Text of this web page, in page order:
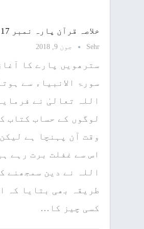
خلاصہ قرآن پارہ نمبر 17
Sehr جون 9, 2018
سترھویں پارے کا
سورۃ الانبیاء سے
اللہ تعالیٰ نے
لوگوں کے حساب کتاب
وقت آن پہنچا ہے
اس سے غفلت برت رہے
اللہ نے دین سمجھنے
طریقہ بھی بتایا کہ
کسی چیز کا…